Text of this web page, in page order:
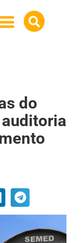
do